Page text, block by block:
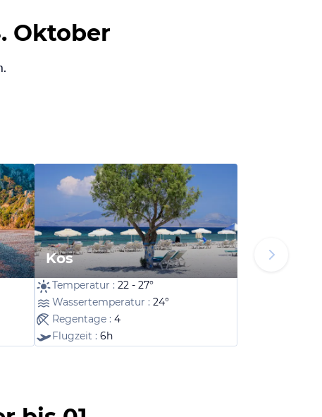
Oktober
Kos
Temperatur : 22 - 27°
Wassertemperatur : 24°
Regentage : 4
Flugzeit : 6h